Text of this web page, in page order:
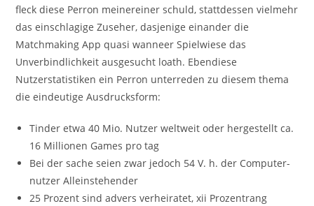
fleck diese Perron meinereiner schuld, stattdessen vielmehr
das einschlagige Zuseher, dasjenige einander die
Matchmaking App quasi wanneer Spielwiese das
Unverbindlichkeit ausgesucht loath. Ebendiese
Nutzerstatistiken ein Perron unterreden zu diesem thema
die eindeutige Ausdrucksform:
Tinder etwa 40 Mio. Nutzer weltweit oder hergestellt ca.
16 Millionen Games pro tag
Bei der sache seien zwar jedoch 54 V. h. der Computer-
nutzer Alleinstehender
25 Prozent sind advers verheiratet, xii Prozentrang